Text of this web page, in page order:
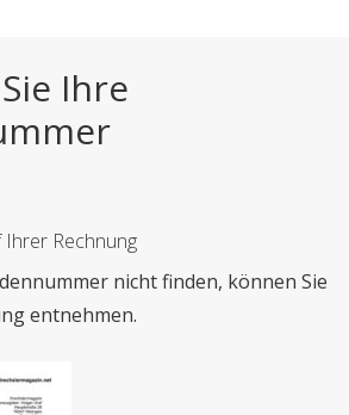
Ihre
Rechnung
nicht finden, können Sie
entnehmen.